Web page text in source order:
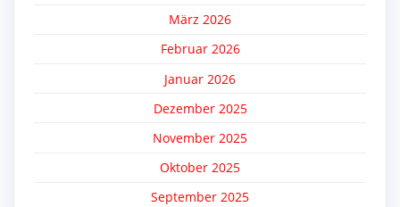
März 2026
Februar 2026
Januar 2026
Dezember 2025
November 2025
Oktober 2025
September 2025